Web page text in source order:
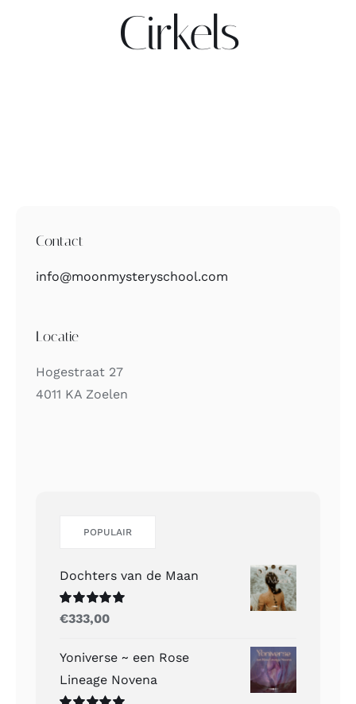
Contact
Cirkels
Contact
info@moonmysteryschool.com
Locatie
Hogestraat 27
4011 KA Zoelen
POPULAIR
Dochters van de Maan
Gewaardeerd
uit 5
€333,00
Yoniverse ~ een Rose
Lineage Novena